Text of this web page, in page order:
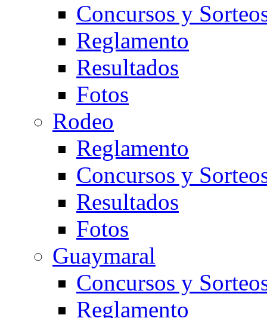
Concursos y
Reglamento
Resultados
Fotos
Rodeo
Reglamento
Concursos y
Resultados
Fotos
Guaymaral
Concursos y
Reglamento